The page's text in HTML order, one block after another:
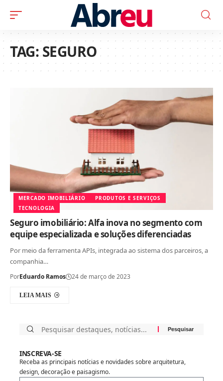
TAG:SEGURO
MERCADO IMOBILIÁRIO
PRODUTOS E SERVIÇOS
TECNOLOGIA
Seguro imobiliário: Alfa inova no segmento com
equipe especializada e soluções diferenciadas
Por meio da ferramenta APIs, integrada ao sistema dos parceiros, a
companhia…
PorEduardo Ramos 24 de março de 2023
LEIA MAIS
INSCREVA-SE
Receba as principais notícias e novidades sobre arquitetura,
design, decoração e paisagismo.